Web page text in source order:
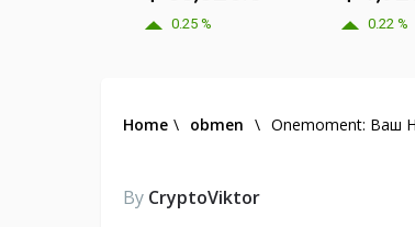
0.25 % 0.22 %
Home \ obmen \ Onemoment: Ваш
By CryptoViktor